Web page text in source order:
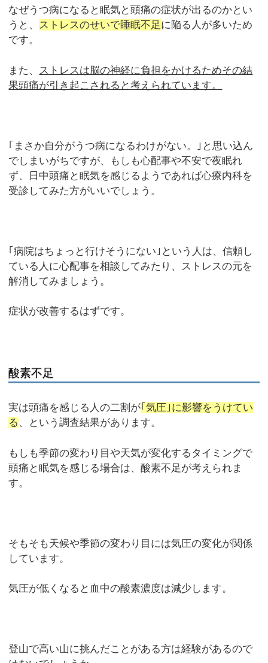
なぜうつ病になると眠気と頭痛の症状が出るのかとい
うと、 ストレスのせいで睡眠不足に陥る人が多いため
です。
また、
ストレスは脳の神経に負担をかけるためその結
果頭痛が引き起こされると考えられています。
｢まさか自分がうつ病になるわけがない。｣と思い込ん
でしまいがちですが、もしも心配事や不安で夜眠れ
ず、日中頭痛と眠気を感じるようであれば心療内科を
受診してみた方がいいでしょう。
｢病院はちょっと行けそうにない｣という人は、信頼し
ている人に心配事を相談してみたり、ストレスの元を
解消してみましょう。
症状が改善するはずです。
酸素不足
実は頭痛を感じる人の二割が｢気圧｣に影響をうけてい
る 、という調査結果があります。
もしも季節の変わり目や天気が変化するタイミングで
頭痛と眠気を感じる場合は、酸素不足が考えられま
す。
そもそも天候や季節の変わり目には気圧の変化が関係
しています。
気圧が低くなると血中の酸素濃度は減少します。
登山で高い山に挑んだことがある方は経験があるので